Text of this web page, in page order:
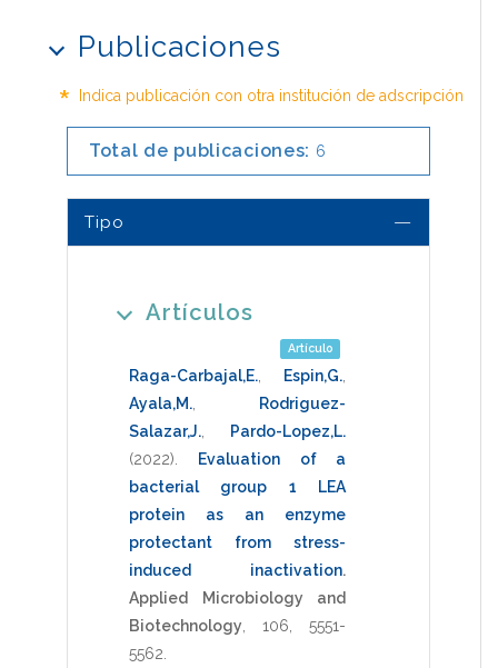
Publicaciones
* Indica publicación con otra institución de adscripción
Total de publicaciones: 6
Tipo
Artículos
Artículo
Raga-Carbajal,E. Espin,G.
Ayala,M.
Rodriguez-
Salazar,J.
Pardo-Lopez,L.
(2022)
Evaluation of a
bacterial group 1 LEA
protein as an enzyme
protectant from stress-
induced inactivation.
Applied Microbiology and
Biotechnology
106
5551-
5562